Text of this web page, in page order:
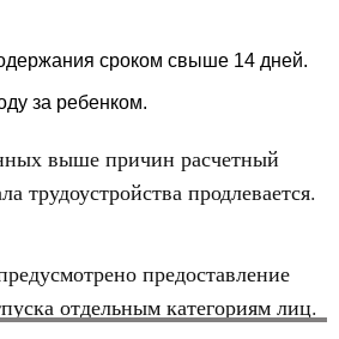
сроком свыше 14 дней.
за ребенком.
выше причин расчетный
трудоустройства продлевается.
предоставление
отдельным категориям лиц.